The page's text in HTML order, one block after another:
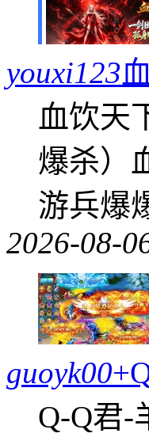
youxi123
血饮天
爆杀）
游兵爆
2026-08-
guoyk00
Q-Q君-